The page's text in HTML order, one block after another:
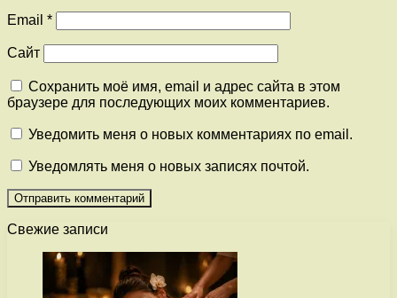
Email *
Сайт
Сохранить моё имя, email и адрес сайта в этом
браузере для последующих моих комментариев.
Уведомить меня о новых комментариях по email.
Уведомлять меня о новых записях почтой.
Свежие записи